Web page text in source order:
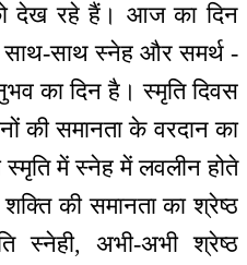
देख रहे हैं। आज का दिन
साथ-साथ स्नेह और समर्थ -
का दिन है। स्मृति दिवस
की समानता के वरदान का
स्मृति में स्नेह में लवलीन होते
की समानता का श्रेष्ठ
स्नेही, अभी-अभी श्रेष्ठ